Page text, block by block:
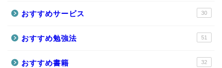
おすすめサービス 30
おすすめ勉強法 51
おすすめ書籍 32